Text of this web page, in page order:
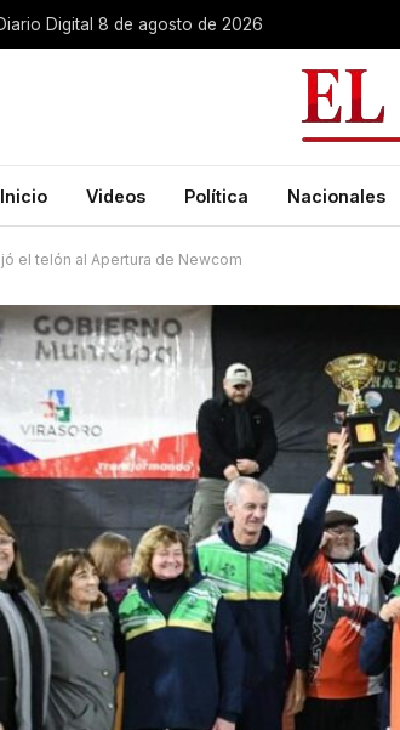
Digital 8 de agosto de 2026
Inicio Videos Política Nacionales
el telón al Apertura de Newcom